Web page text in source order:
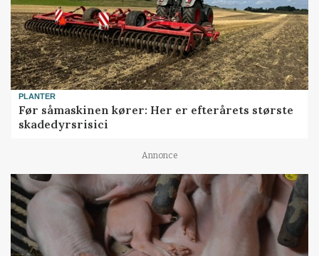
PLANTER
Før såmaskinen kører: Her er efterårets største
skadedyrsrisici
Annonce